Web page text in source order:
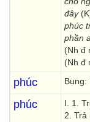
đây
phúc
phần
(Nh đ
(Nh đ
phúc Bụng:
phúc I. 1.
2. Trả